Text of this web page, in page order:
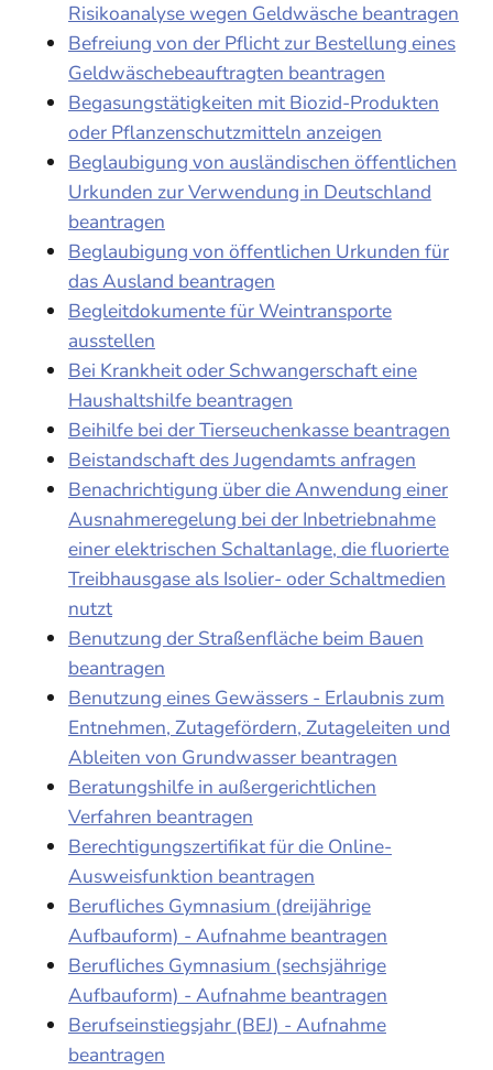
Risikoanalyse wegen Geldwäsche beantragen
Befreiung von der Pflicht zur Bestellung eines
Geldwäschebeauftragten beantragen
Begasungstätigkeiten mit Biozid-Produkten
oder Pflanzenschutzmitteln anzeigen
Beglaubigung von ausländischen öffentlichen
Urkunden zur Verwendung in Deutschland
beantragen
Beglaubigung von öffentlichen Urkunden für
das Ausland beantragen
Begleitdokumente für Weintransporte
ausstellen
Bei Krankheit oder Schwangerschaft eine
Haushaltshilfe beantragen
Beihilfe bei der Tierseuchenkasse beantragen
Beistandschaft des Jugendamts anfragen
Benachrichtigung über die Anwendung einer
Ausnahmeregelung bei der Inbetriebnahme
einer elektrischen Schaltanlage, die fluorierte
Treibhausgase als Isolier- oder Schaltmedien
nutzt
Benutzung der Straßenfläche beim Bauen
beantragen
Benutzung eines Gewässers - Erlaubnis zum
Entnehmen, Zutagefördern, Zutageleiten und
Ableiten von Grundwasser beantragen
Beratungshilfe in außergerichtlichen
Verfahren beantragen
Berechtigungszertifikat für die Online-
Ausweisfunktion beantragen
Berufliches Gymnasium (dreijährige
Aufbauform) - Aufnahme beantragen
Berufliches Gymnasium (sechsjährige
Aufbauform) - Aufnahme beantragen
Berufseinstiegsjahr (BEJ) - Aufnahme
beantragen